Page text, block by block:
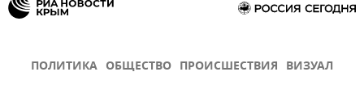
ПОЛИТИКА ОБЩЕСТВО ПРОИСШЕСТВИЯ ВИЗУАЛ